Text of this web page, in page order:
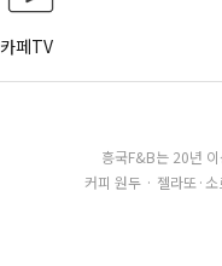
카페TV
흥국F&B는 20년
커피 원두 · 젤라또·